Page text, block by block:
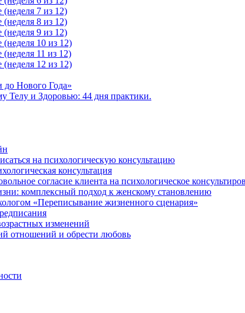
(неделя 7 из 12)
(неделя 8 из 12)
(неделя 9 из 12)
(неделя 10 из 12)
11 из 12)
(неделя 12 из 12)
до Нового Года»
Телу и Здоровью: 44 дня практики.
на психологическую консультацию
консультация
согласие клиента на психологическое
комплексный подход к женскому становлению
«Переписывание жизненного сценария»
изменений
отношений и обрести любовь